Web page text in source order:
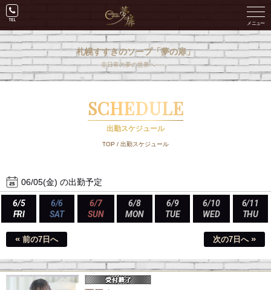
札幌すすきのソープ「夢の扉」
非日常の夢の世界へ･･･。
SCHEDULE
出勤スケジュール
TOP / 出勤スケジュール
06/05(金) の出勤予定
6/5
FRI
6/6
SAT
6/7
SUN
6/8
MON
6/9
TUE
6/10
WED
6/11
THU
« 前の7日へ 次の7日へ »